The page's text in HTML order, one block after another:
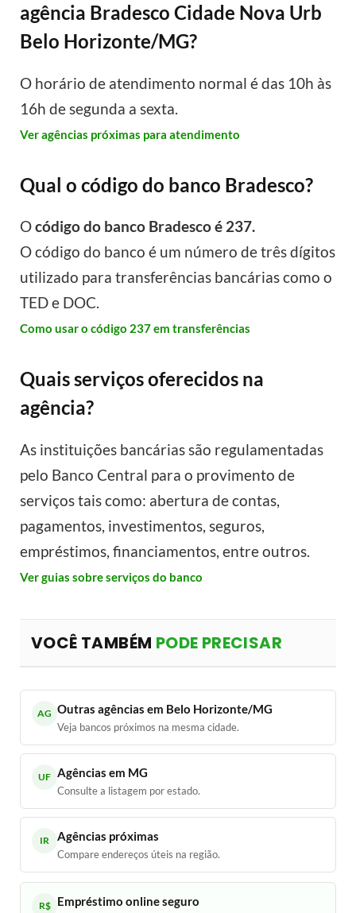
agência Bradesco Cidade Nova Urb
Belo Horizonte/MG?
O horário de atendimento normal é das 10h às
16h de segunda a sexta.
Ver agências próximas para atendimento
Qual o código do banco Bradesco?
Ocódigo do banco Bradesco é 237.
O código do banco é um número de três dígitos
utilizado para transferências bancárias como o
TED e DOC.
Como usar o código 237 em transferências
Quais serviços oferecidos na
agência?
As instituições bancárias são regulamentadas
pelo Banco Central para o provimento de
serviços tais como: abertura de contas,
pagamentos, investimentos, seguros,
empréstimos, financiamentos, entre outros.
Ver guias sobre serviços do banco
VOCÊ TAMBÉM PODE PRECISAR
AG Outras agências em Belo Horizonte/MG
Veja bancos próximos na mesma cidade.
UF Agências em MG
Consulte a listagem por estado.
IR Agências próximas
Compare endereços úteis na região.
R$ Empréstimo online seguro